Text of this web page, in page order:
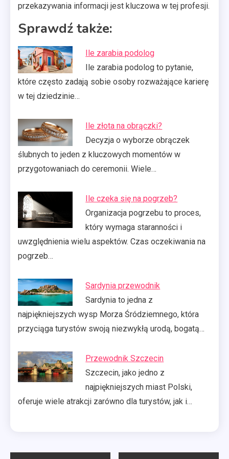
przekazywania informacji jest kluczowa w tej profesji.
Sprawdź także:
Ile zarabia podolog
Ile zarabia podolog to pytanie,
które często zadają sobie osoby rozważające karierę
w tej dziedzinie…
Ile złota na obrączki?
Decyzja o wyborze obrączek
ślubnych to jeden z kluczowych momentów w
przygotowaniach do ceremonii. Wiele…
Ile czeka się na pogrzeb?
Organizacja pogrzebu to proces,
który wymaga staranności i
uwzględnienia wielu aspektów. Czas oczekiwania na
pogrzeb…
Sardynia przewodnik
Sardynia to jedna z
najpiękniejszych wysp Morza Śródziemnego, która
przyciąga turystów swoją niezwykłą urodą, bogatą…
Przewodnik Szczecin
Szczecin, jako jedno z
najpiękniejszych miast Polski,
oferuje wiele atrakcji zarówno dla turystów, jak i…